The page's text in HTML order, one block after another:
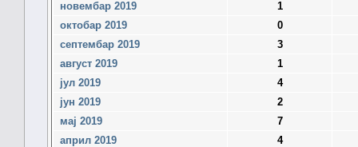
новембар 2019
1
октобар 2019
0
септембар 2019
3
август 2019
1
јул 2019
4
јун 2019
2
мај 2019
7
април 2019
4